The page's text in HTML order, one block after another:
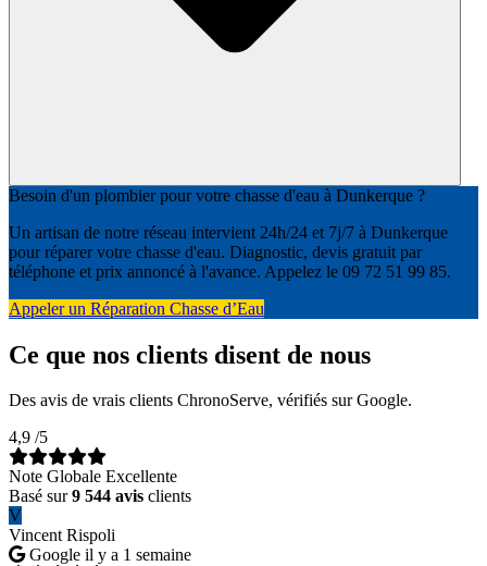
Besoin d'un plombier pour votre chasse d'eau à Dunkerque ?
Un artisan de notre réseau intervient 24h/24 et 7j/7 à Dunkerque
pour réparer votre chasse d'eau. Diagnostic, devis gratuit par
téléphone et prix annoncé à l'avance. Appelez le 09 72 51 99 85.
Appeler un Réparation Chasse d’Eau
Ce que nos clients disent de nous
Des avis de vrais clients ChronoServe, vérifiés sur Google.
4,9 /5
Note Globale Excellente
Basé sur9 544 avis clients
V
Vincent Rispoli
Google il y a 1 semaine